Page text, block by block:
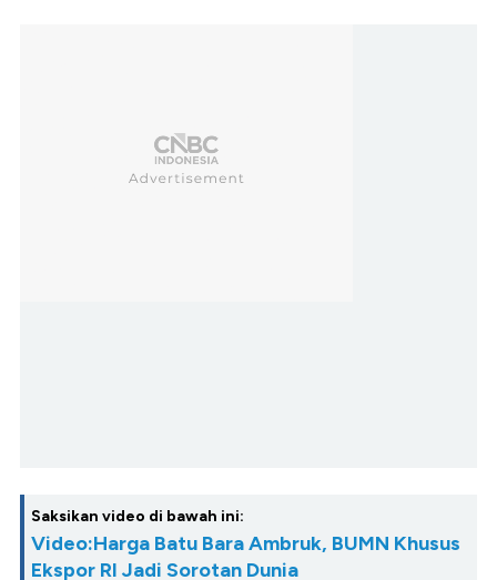
Saksikan video di bawah ini:
Video:Harga Batu Bara Ambruk, BUMN Khusus
Ekspor RI Jadi Sorotan Dunia